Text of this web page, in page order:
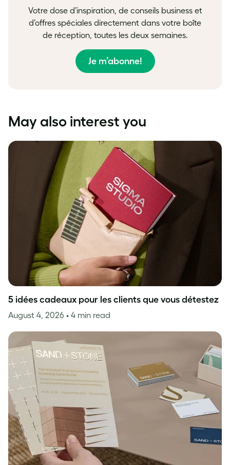
Votre dose d’inspiration, de conseils business et
d’offres spéciales directement dans votre boîte
de réception, toutes les deux semaines.
Je m’abonne!
May also interest you
5 idées cadeaux pour les clients que vous détestez
August 4, 2026 • 4 min read